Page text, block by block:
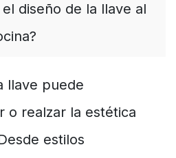
diseño de la llave al
llave puede
o realzar la estética
estilos